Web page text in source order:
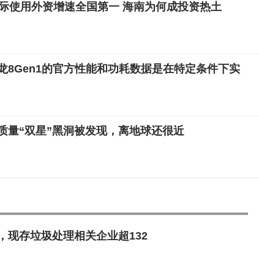
使用外资增速全国第一 海南为何成投资热土
8Gen1的官方性能和功耗数据是在特定条件下实
量“双星”黑洞被发现，离地球还很近
现存垃圾处理相关企业超132